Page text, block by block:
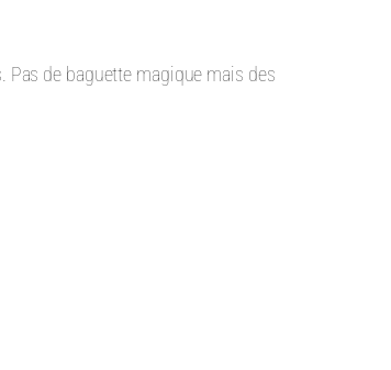
Pas de baguette magique mais des